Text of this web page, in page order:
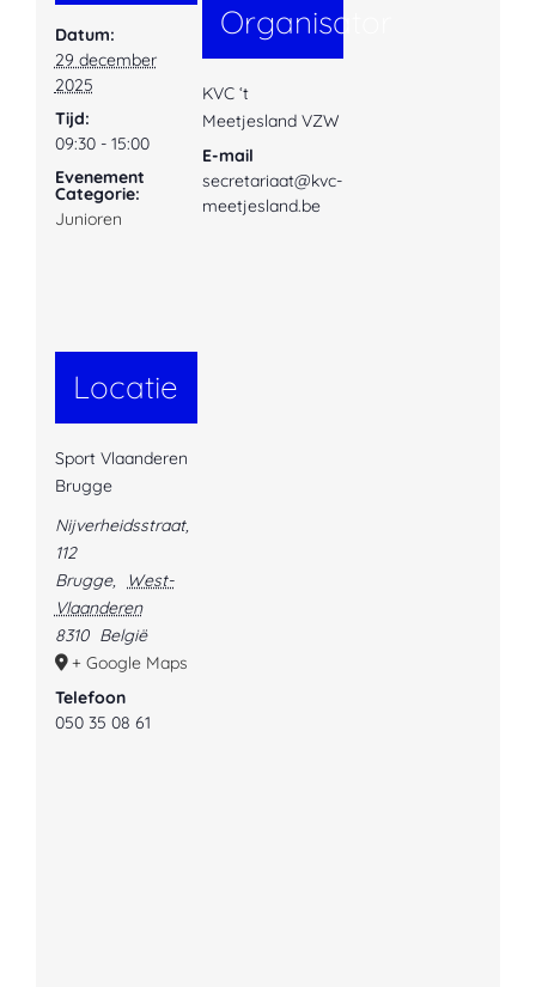
Datum:
29 december
2025
Tijd:
09:30 - 15:00
Evenement
Categorie:
Junioren
Organisator
KVC ‘t
Meetjesland VZW
E-mail
secretariaat@kvc-
meetjesland.be
Locatie
Sport Vlaanderen
Brugge
Nijverheidsstraat,
112
Brugge,
West-
Vlaanderen
8310 België
+ Google Maps
Telefoon
050 35 08 61